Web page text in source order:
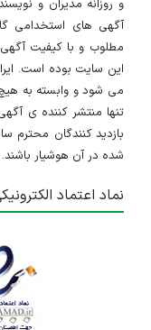
و روزانه مدیران و
آگهی های استخدامی
مطلوب و با کیفیت
این سایت بوده است.
می شود و وابسته به
تنها منتشر کننده ی
بازدید کنندگان
شده در آن هوشیار باشند.
نماد اعتماد